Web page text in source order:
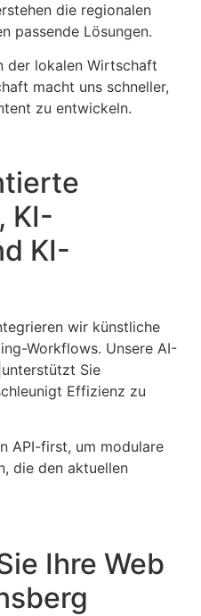
die regionalen
passende Lösungen.
der lokalen Wirtschaft
macht uns schneller,
zu entwickeln.
KI-
KI-
wir künstliche
Workflows. Unsere AI-
Sie
Effizienz zu
API-first, um modulare
die den aktuellen
Ihre Web